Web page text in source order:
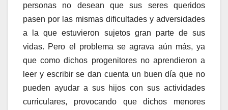
personas no desean que sus seres queridos
pasen por las mismas dificultades y adversidades
a la que estuvieron sujetos gran parte de sus
vidas. Pero el problema se agrava aún más, ya
que como dichos progenitores no aprendieron a
leer y escribir se dan cuenta un buen día que no
pueden ayudar a sus hijos con sus actividades
curriculares, provocando que dichos menores